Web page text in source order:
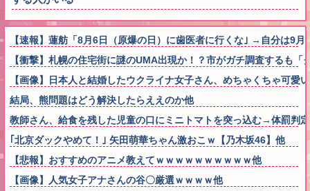
【速報】蓮舫「8月6日（原爆の日）に歯医者に行くな｣ →自分は9
【衝撃】札幌の住宅街に謎のUMA出現か！？市がガチ調査するも
【画像】日本人と結婚したウクライナ女子さん、めちゃくちゃ可愛
結局、熊問題はどう解決したらええのか他
教師さん、給食を残した児童の口にミニトマトを突っ込む→体罰判
｢北京ダックやめて！｣ 矢田萌華ちゃん激おこｗ【乃木坂46】他
【悲報】おすすめのアニメ教えてｗｗｗｗｗｗｗｗｗｗ他
【画像】人気女子アナさんの谷〇厳選ｗｗｗｗ他